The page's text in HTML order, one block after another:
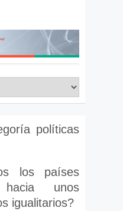
políticas
los países
unos
igualitarios?